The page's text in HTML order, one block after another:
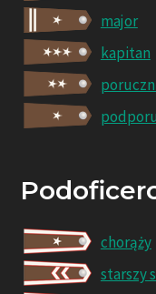
major
kapitan
chorąży
starszy